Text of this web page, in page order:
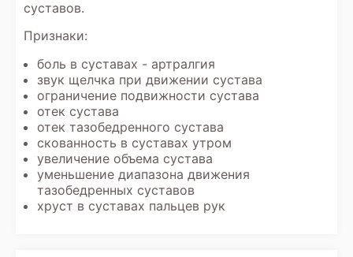
суставов.
Признаки:
боль в суставах - артралгия
звук щелчка при движении сустава
ограничение подвижности сустава
отек сустава
отек тазобедренного сустава
скованность в суставах утром
увеличение объема сустава
уменьшение диапазона движения
тазобедренных суставов
хруст в суставах пальцев рук